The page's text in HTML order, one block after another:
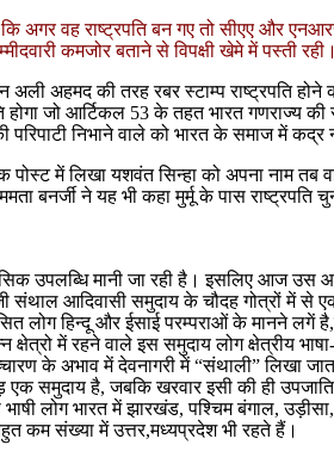
कि अगर वह राष्ट्रपति बन गए तो सीएए और
कमजोर बताने से विपक्षी खेमे में पस्ती रही।
अहमद की तरह रबर स्टाम्प राष्ट्रपति
जो आर्टिकल 53 के तहत भारत गणराज्य की
परिपाटी निभाने वाले को भारत के समाज में
लिखा यशवंत सिन्हा को अपना नाम तब
बनर्जी ने यह भी कहा मुर्मू के पास राष्ट्रपति
उपलब्धि मानी जा रही है। इसलिए
आदिवासी समुदाय के चौदह गोत्रों में से
लोग हिन्दू और ईसाई परम्पराओं के मानने
में रहने वाले इस समुदाय लोग
के अभाव में देवनागरी में “संथाली” लिखा
समुदाय है, जबकि खरवार इसी की ही
लोग भारत में झारखंड, पश्चिम बंगाल,
कम संख्या में उत्तर,मध्यप्रदेश भी रहते हैं।